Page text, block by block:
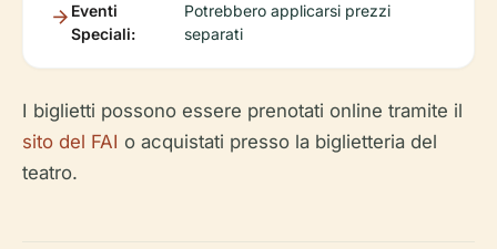
Eventi
Speciali:
Potrebbero applicarsi prezzi
separati
I biglietti possono essere prenotati online tramite il
sito del FAI o acquistati presso la biglietteria del
teatro.